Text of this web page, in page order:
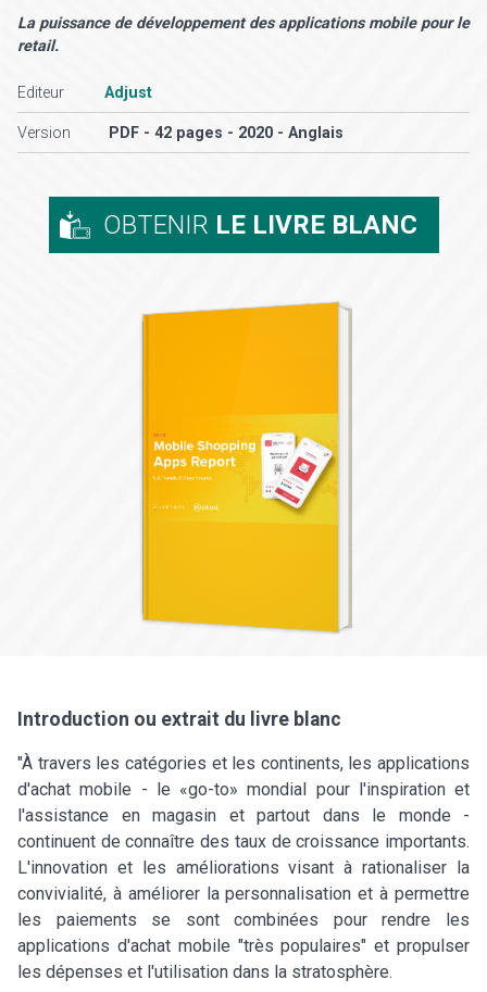
La puissance de développement des applications mobile pour le
retail.
Editeur Adjust
Version PDF - 42 pages - 2020 - Anglais
OBTENIR LE LIVRE BLANC
Introduction ou extrait du livre blanc
"À travers les catégories et les continents, les applications
d'achat mobile - le «go-to» mondial pour l'inspiration et
l'assistance en magasin et partout dans le monde -
continuent de connaître des taux de croissance importants.
L'innovation et les améliorations visant à rationaliser la
convivialité, à améliorer la personnalisation et à permettre
les paiements se sont combinées pour rendre les
applications d'achat mobile "très populaires" et propulser
les dépenses et l'utilisation dans la stratosphère.